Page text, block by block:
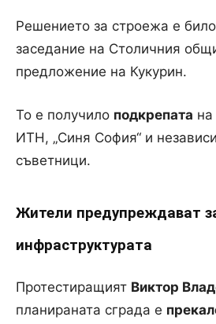
Решението за строежа е
заседание на Столичния
предложение на Кукурин.
То е получило подкрепата
ИТН, „Синя София“ и
съветници.
Жители предупреждават
инфраструктурата
Протестиращият Виктор
планираната сграда е